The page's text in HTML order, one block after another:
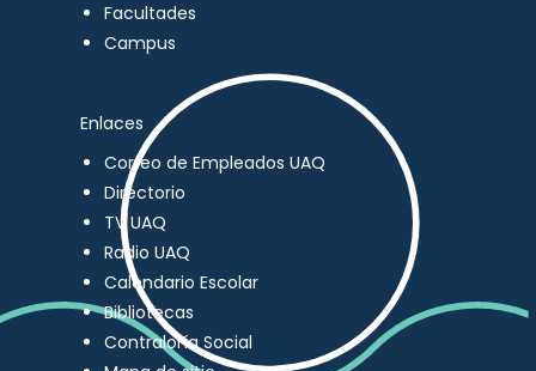
Facultades
Campus
Enlaces
Correo de Empleados UAQ
Directorio
TV UAQ
Radio UAQ
Calendario Escolar
Bibliotecas
Contraloría Social